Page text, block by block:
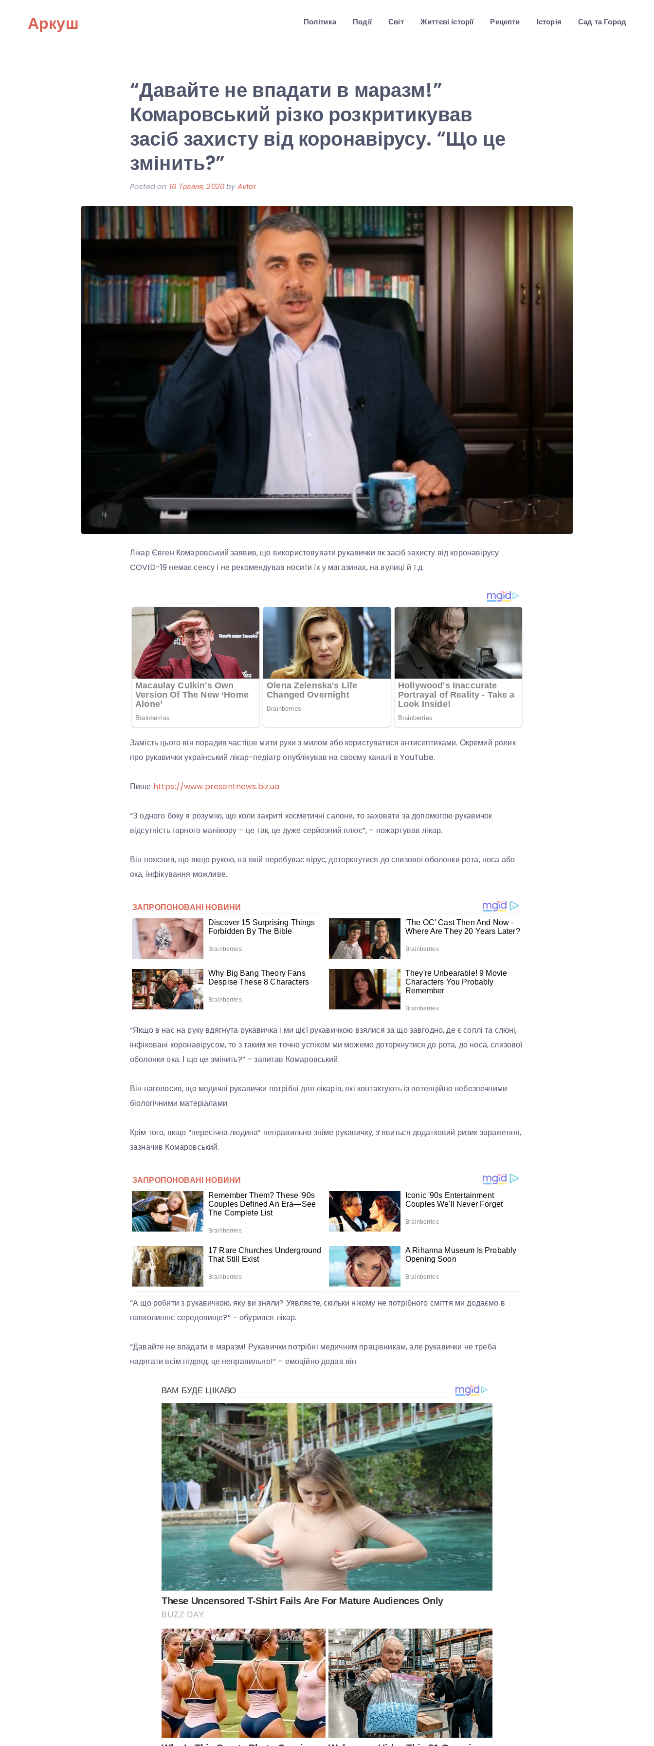
Аркуш Політика Події Світ Життєві історії Рецепти Історія Сад та Город
“Давайте не впадати в маразм!”
Комаровський різко розкритикував
засіб захисту від коронавірусу. “Що це
змінить?”
Posted on 16 Травня, 2020byAvtor
Лікар Євген Комаровський заявив, що використовувати рукавички як засіб захисту від коронавірусу
COVID-19 немає сенсу і не рекомендував носити їх у магазинах, на вулиці й т.д.
Замість цього він порадив частіше мити руки з милом або користуватися антисептиками. Окремий ролик
про рукавички український лікар-педіатр опублікував на своєму каналі в YouTube.
Пише https://www.presentnews.biz.ua
“З одного боку я розумію, що коли закриті косметичні салони, то заховати за допомогою рукавичок
відсутність гарного манікюру – це так, це дуже серйозний плюс”, – пожартував лікар.
Він пояснив, що якщо рукою, на якій перебуває вірус, доторкнутися до слизової оболонки рота, носа або
ока, інфікування можливе.
“Якщо в нас на руку вдягнута рукавичка і ми цієї рукавичкою взялися за що завгодно, де є соплі та слюні,
інфіковані коронавірусом, то з таким же точно успіхом ми можемо доторкнутися до рота, до носа, слизової
оболонки ока. І що це змінить?” – запитав Комаровський.
Він наголосив, що медичні рукавички потрібні для лікарів, які контактують із потенційно небезпечними
біологічними матеріалами.
Крім того, якщо “пересічна людина” неправильно зніме рукавичку, з’явиться додатковий ризик зараження,
зазначив Комаровський.
“А що робити з рукавичкою, яку ви зняли? Уявляєте, скільки нікому не потрібного сміття ми додаємо в
навколишнє середовище?” – обурився лікар.
“Давайте не впадати в маразм! Рукавички потрібні медичним працівникам, але рукавички не треба
надягати всім підряд, це неправильно!” – емоційно додав він.